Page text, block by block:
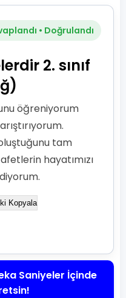
• Doğrulandı
2. sınıf
öğreniyorum
tam
hayatımızı
Kopyala
Saniyeler İçinde